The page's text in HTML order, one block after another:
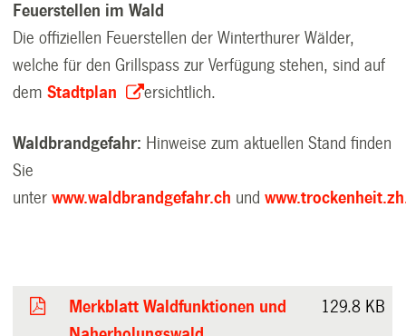
Feuerstellen im Wald
Die offiziellen Feuerstellen der Winterthurer Wälder,
welche für den Grillspass zur Verfügung stehen, sind auf
demStadtplan ersichtlich.
Waldbrandgefahr: Hinweise zum aktuellen Stand finden
Sie
unterwww.waldbrandgefahr.ch und
Merkblatt Waldfunktionen und
129.8 KB